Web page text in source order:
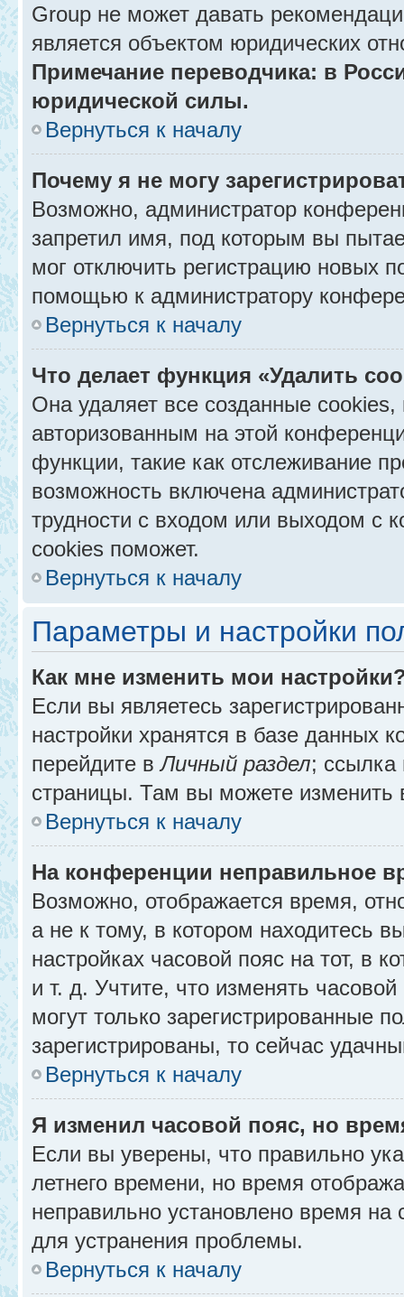
Group не может давать
является объектом юридических
Примечание переводчика: в
юридической силы.
Вернуться к началу
Почему я не могу
Возможно, администратор
запретил имя, под которым вы
мог отключить регистрацию новых
помощью к администратору
Вернуться к началу
Что делает функция «Удалить
Она удаляет все созданные
авторизованным на этой
функции, такие как отслеживание
возможность включена
трудности с входом или выходом с
cookies поможет.
Вернуться к началу
Параметры и настройки
Как мне изменить мои
Если вы являетесь
настройки хранятся в базе данных
перейдите вЛичный раздел; ссылка
страницы. Там вы можете изменить
Вернуться к началу
На конференции неправильное
Возможно, отображается время,
а не к тому, в котором находитесь
настройках часовой пояс на тот, в
и т. д. Учтите, что изменять
могут только зарегистрированные
зарегистрированы, то сейчас
Вернуться к началу
Я изменил часовой пояс, но
Если вы уверены, что правильно
летнего времени, но время
неправильно установлено время
для устранения проблемы.
Вернуться к началу